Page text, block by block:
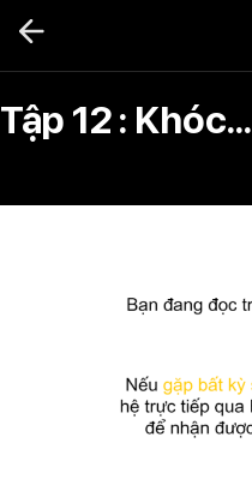
qua
nội
dung
Tập 12 : Khóc...